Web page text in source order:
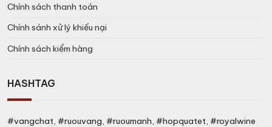
Chính sách thanh toán
Chính sánh xử lý khiếu nại
Chính sách kiểm hàng
HASHTAG
#vangchat, #ruouvang, #ruoumanh, #hopquatet, #royalwine